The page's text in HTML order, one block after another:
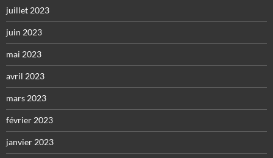
juillet 2023
juin 2023
mai 2023
avril 2023
mars 2023
février 2023
janvier 2023